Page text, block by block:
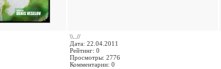
\\..//
Дата: 22.04.2011
Рейтинг: 0
Просмотры: 2776
Комментарии: 0